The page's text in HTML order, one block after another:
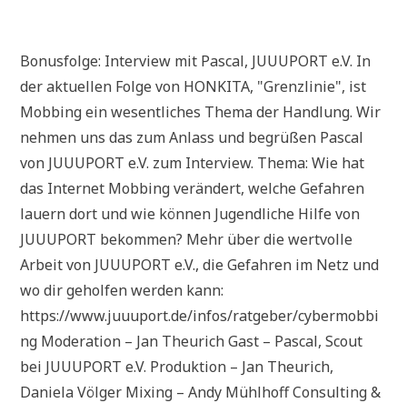
Bonusfolge: Interview mit Pascal, JUUUPORT e.V. In
der aktuellen Folge von HONKITA, "Grenzlinie", ist
Mobbing ein wesentliches Thema der Handlung. Wir
nehmen uns das zum Anlass und begrüßen Pascal
von JUUUPORT e.V. zum Interview. Thema: Wie hat
das Internet Mobbing verändert, welche Gefahren
lauern dort und wie können Jugendliche Hilfe von
JUUUPORT bekommen? Mehr über die wertvolle
Arbeit von JUUUPORT e.V., die Gefahren im Netz und
wo dir geholfen werden kann:
https://www.juuuport.de/infos/ratgeber/cybermobbi
ng Moderation – Jan Theurich Gast – Pascal, Scout
bei JUUUPORT e.V. Produktion – Jan Theurich,
Daniela Völger Mixing – Andy Mühlhoff Consulting &